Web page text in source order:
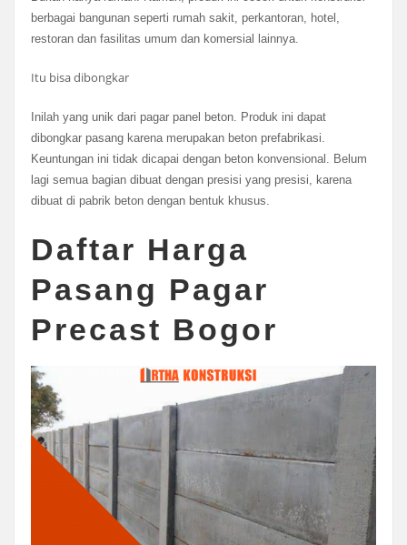
berbagai bangunan seperti rumah sakit, perkantoran, hotel,
restoran dan fasilitas umum dan komersial lainnya.
Itu bisa dibongkar
Inilah yang unik dari pagar panel beton. Produk ini dapat
dibongkar pasang karena merupakan beton prefabrikasi.
Keuntungan ini tidak dicapai dengan beton konvensional. Belum
lagi semua bagian dibuat dengan presisi yang presisi, karena
dibuat di pabrik beton dengan bentuk khusus.
Daftar Harga
Pasang Pagar
Precast Bogor